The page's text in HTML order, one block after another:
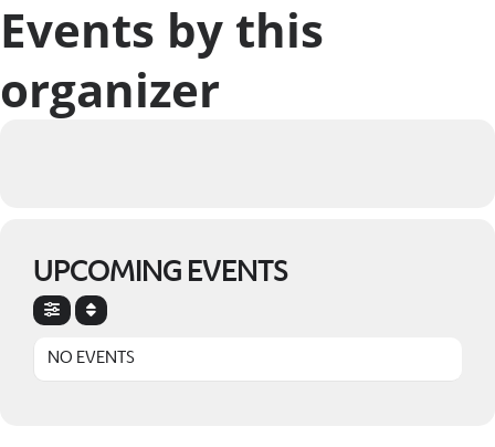
Events by this
organizer
UPCOMING EVENTS
NO EVENTS